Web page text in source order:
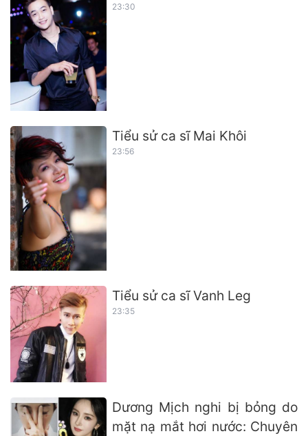
23:30
Tiểu sử ca sĩ Mai Khôi
23:56
Tiểu sử ca sĩ Vanh Leg
23:35
Dương Mịch nghi bị bỏng do
mặt nạ mắt hơi nước: Chuyên